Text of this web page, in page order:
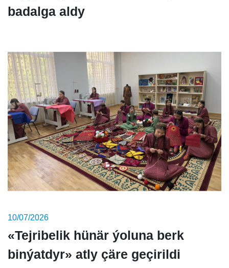
badalga aldy
10/07/2026
«Tejribelik hünär ýoluna berk
binýatdyr» atly çäre geçirildi